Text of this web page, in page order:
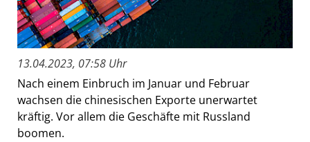
13.04.2023, 07:58 Uhr
Nach einem Einbruch im Januar und Februar
wachsen die chinesischen Exporte unerwartet
kräftig. Vor allem die Geschäfte mit Russland
boomen.